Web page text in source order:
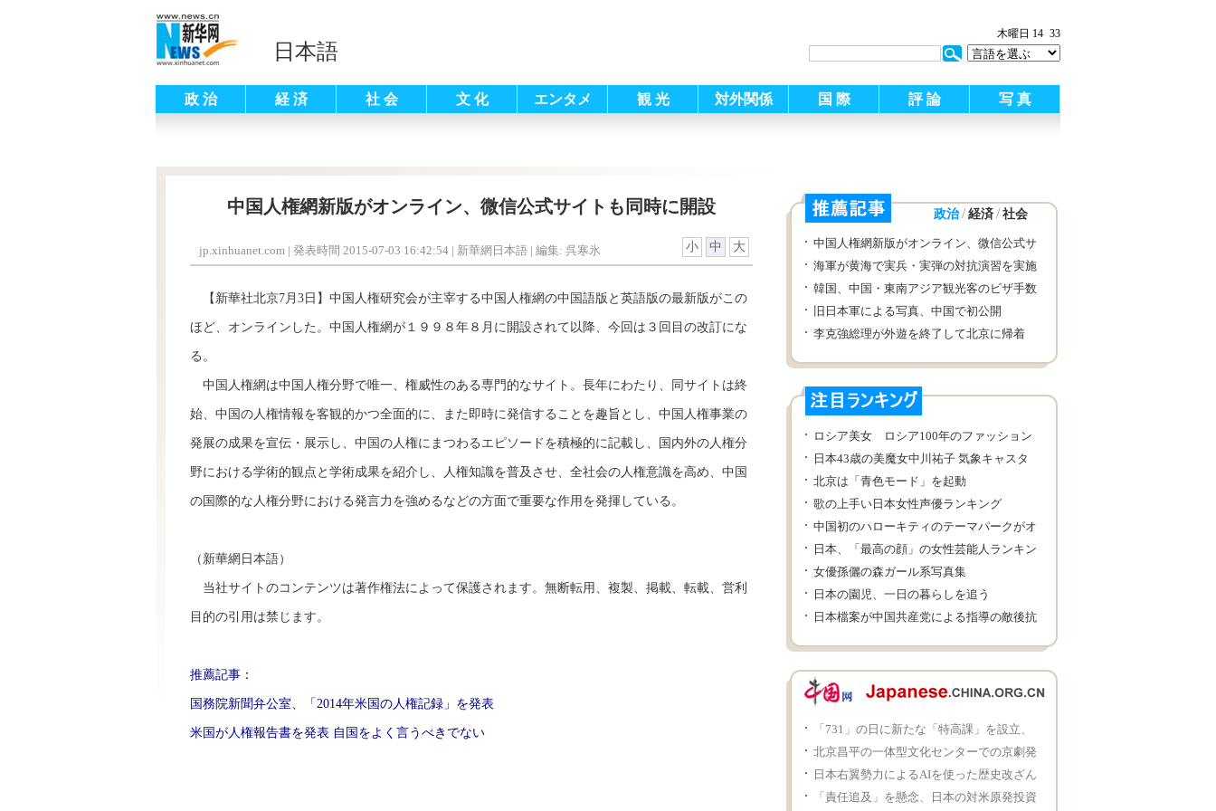
日本語
木曜日 14 33
政 治 経 済 社 会 文 化 エンタメ 観 光 対外関係 国 際 評 論 写 真
中国人権網新版がオンライン、微信公式サイトも同時に開設
jp.xinhuanet.com | 発表時間 2015-07-03 16:42:54 | 新華網日本語 | 編集: 呉寒氷 小 中 大
【新華社北京7月3日】中国人権研究会が主宰する中国人権網の中国語版と英語版の最新版がこの
ほど、オンラインした。中国人権網が１９９８年８月に開設されて以降、今回は３回目の改訂にな
る。
中国人権網は中国人権分野で唯一、権威性のある専門的なサイト。長年にわたり、同サイトは終
始、中国の人権情報を客観的かつ全面的に、また即時に発信することを趣旨とし、中国人権事業の
発展の成果を宣伝・展示し、中国の人権にまつわるエピソードを積極的に記載し、国内外の人権分
野における学術的観点と学術成果を紹介し、人権知識を普及させ、全社会の人権意識を高め、中国
の国際的な人権分野における発言力を強めるなどの方面で重要な作用を発揮している。
（新華網日本語）
当社サイトのコンテンツは著作権法によって保護されます。無断転用、複製、掲載、転載、営利
目的の引用は禁じます。
推薦記事：
国務院新聞弁公室、「2014年米国の人権記録」を発表
米国が人権報告書を発表 自国をよく言うべきでない
政治 / 経済 / 社会
中国人権網新版がオンライン、微信公式サ
イトも同時に開設
海軍が黄海で実兵・実弾の対抗演習を実施
韓国、中国・東南アジア観光客のビザ手数
料を免除
旧日本軍による写真、中国で初公開
李克強総理が外遊を終了して北京に帰着
ロシア美女 ロシア100年のファッション
スタイルを展示
日本43歳の美魔女中川祐子 気象キャスタ
ーへ
北京は「青色モード」を起動
歌の上手い日本女性声優ランキング
中国初のハローキティのテーマパークがオ
ープン
日本、「最高の顔」の女性芸能人ランキン
グ
女優孫儷の森ガール系写真集
日本の園児、一日の暮らしを追う
日本檔案が中国共産党による指導の敵後抗